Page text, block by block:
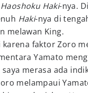
Haoshoku Haki-nya.
Haki-nya di
melawan King.
karena faktor Zoro
Yamato
saya merasa ada
melampaui